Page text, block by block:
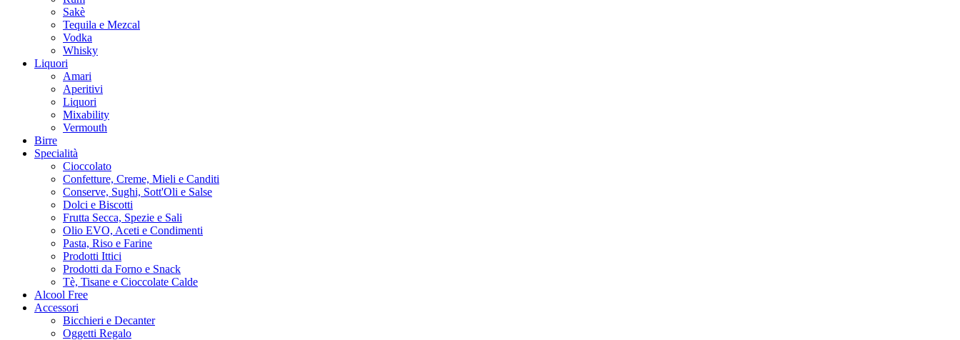
Sakè
Tequila e Mezcal
Vodka
Whisky
Liquori
Amari
Aperitivi
Liquori
Mixability
Vermouth
Birre
Specialità
Cioccolato
Confetture, Creme, Mieli e Canditi
Conserve, Sughi, Sott'Oli e Salse
Dolci e Biscotti
Frutta Secca, Spezie e Sali
Olio EVO, Aceti e Condimenti
Pasta, Riso e Farine
Prodotti Ittici
Prodotti da Forno e Snack
Tè, Tisane e Cioccolate Calde
Alcool Free
Accessori
Bicchieri e Decanter
Oggetti Regalo